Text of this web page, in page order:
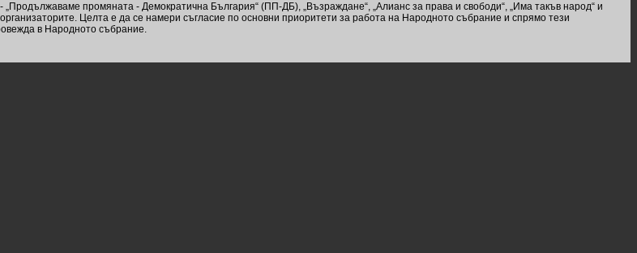
промяната - Демократична България“ (ПП-ДБ), „Възраждане“, „Алианс за права и свободи“, „Има такъв народ“ и
Целта е да се намери съгласие по основни приоритети за работа на Народното събрание и спрямо тези
в Народното събрание.